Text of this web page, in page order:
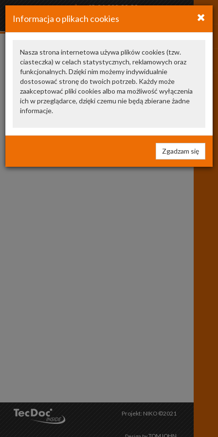
+48 34 366 20 20
arkozamowienia@gmail.com
Informacja o plikach cookies
Nasza strona internetowa używa plików cookies (tzw.
ciasteczka) w celach statystycznych, reklamowych oraz
funkcjonalnych. Dzięki nim możemy indywidualnie
dostosować stronę do twoich potrzeb. Każdy może
zaakceptować pliki cookies albo ma możliwość wyłączenia
ich w przeglądarce, dzięki czemu nie będą zbierane żadne
informacje.
Zgadzam się
9120144227
Produkty poza ofertą 1
Projekt: NIKO ©2021